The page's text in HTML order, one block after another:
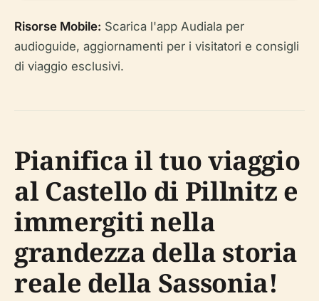
Risorse Mobile: Scarica l'app Audiala per
audioguide, aggiornamenti per i visitatori e consigli
di viaggio esclusivi.
Pianifica il tuo viaggio
al Castello di Pillnitz e
immergiti nella
grandezza della storia
reale della Sassonia!